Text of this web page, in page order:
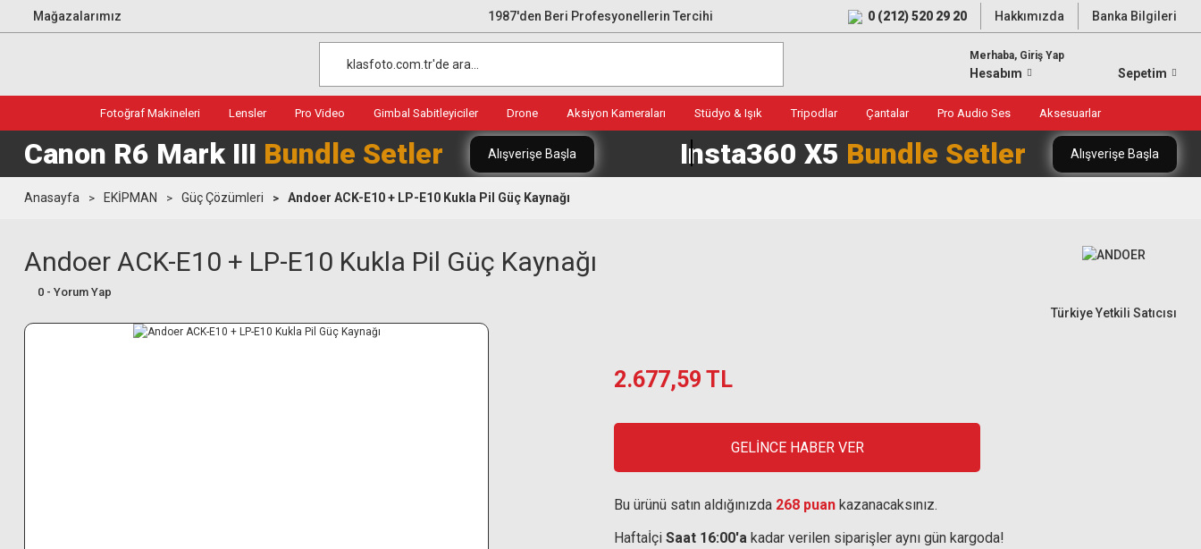
Mağazalarımız 1987'den Beri Profesyonellerin Tercihi 0 (212) 520 29 20 Hakkımızda Banka Bilgileri
Merhaba, Giriş Yap
Hesabım Sepetim
Fotoğraf Makineleri Lensler Pro Video Gimbal Sabitleyiciler Drone Aksiyon Kameraları Stüdyo & Işık Tripodlar Çantalar Pro Audio Ses Aksesuarlar
Canon R6 Mark III Bundle Setler Alışverişe Başla Insta360 X5 Bundle Setler Alışverişe Başla
Anasayfa EKİPMAN Güç Çözümleri Andoer ACK-E10 + LP-E10 Kukla Pil Güç Kaynağı
Andoer ACK-E10 + LP-E10 Kukla Pil Güç Kaynağı
0 - Yorum Yap
Türkiye Yetkili Satıcısı
2.677,59 TL
GELİNCE HABER VER
Bu ürünü satın aldığınızda 268 puan kazanacaksınız.
Haftaİçi Saat 16:00'a kadar verilen siparişler aynı gün kargoda!